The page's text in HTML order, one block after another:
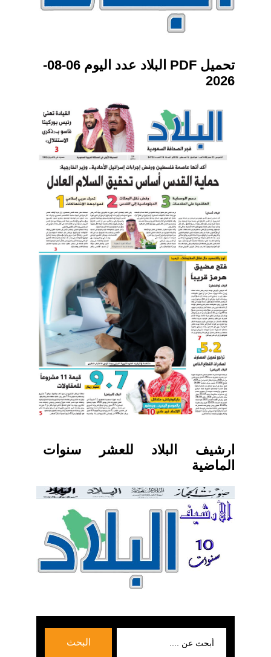
تحميل PDF البلاد عدد اليوم 06-08-
2026
ارشيف البلاد للعشر سنوات
الماضية
البحث